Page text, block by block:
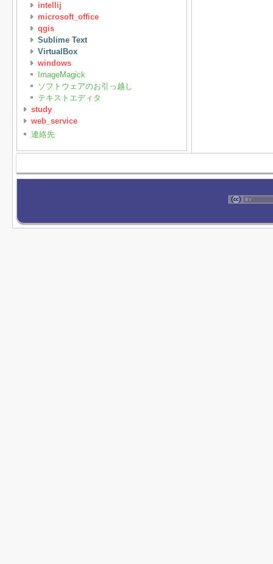
intellij
microsoft_office
qgis
Sublime Text
VirtualBox
windows
ImageMagick
ソフトウェアのお引っ越し
テキストエディタ
study
web_service
連絡先